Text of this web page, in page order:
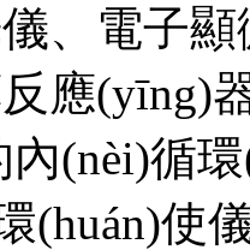
、電子
應(yīng)
(nèi)循
(huán)使